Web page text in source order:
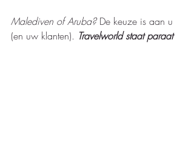
Malediven of Aruba? De keuze is aan u
(en uw klanten). Travelworld staat paraat